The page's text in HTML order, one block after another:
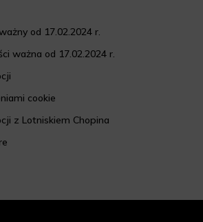
od 17.02.2024 r.
ważna od 17.02.2024 r.
cookie
z Lotniskiem Chopina